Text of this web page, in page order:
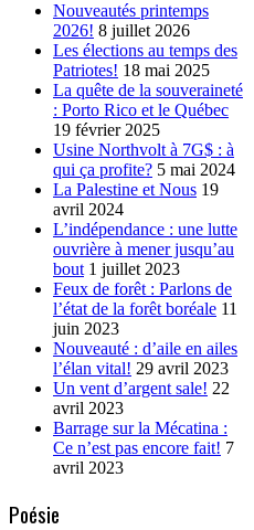
Nouveautés printemps
2026! 8 juillet 2026
Les élections au temps des
Patriotes! 18 mai 2025
La quête de la souveraineté
: Porto Rico et le Québec
19 février 2025
Usine Northvolt à 7G$ : à
qui ça profite? 5 mai 2024
La Palestine et Nous 19
avril 2024
L’indépendance : une lutte
ouvrière à mener jusqu’au
bout 1 juillet 2023
Feux de forêt : Parlons de
l’état de la forêt boréale 11
juin 2023
Nouveauté : d’aile en ailes
l’élan vital! 29 avril 2023
Un vent d’argent sale! 22
avril 2023
Barrage sur la Mécatina :
Ce n’est pas encore fait! 7
avril 2023
Poésie